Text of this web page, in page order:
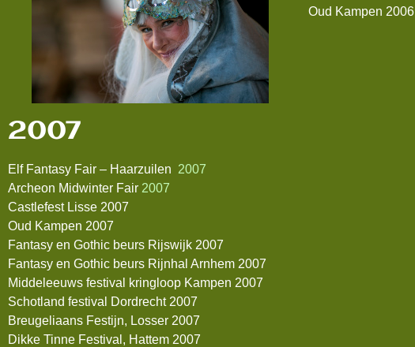
Oud Kampen 2006
2007
Elf Fantasy Fair – Haarzuilen 2007
Archeon Midwinter Fair 2007
Castlefest Lisse 2007
Oud Kampen 2007
Fantasy en Gothic beurs Rijswijk 2007
Fantasy en Gothic beurs Rijnhal Arnhem 2007
Middeleeuws festival kringloop Kampen 2007
Schotland festival Dordrecht 2007
Breugeliaans Festijn, Losser 2007
Dikke Tinne Festival, Hattem 2007